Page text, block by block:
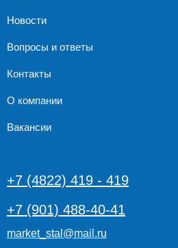
Новости
Вопросы и ответы
Контакты
О компании
Вакансии
+7 (4822) 419 - 419
+7 (901) 488-40-41
market_stal@mail.ru